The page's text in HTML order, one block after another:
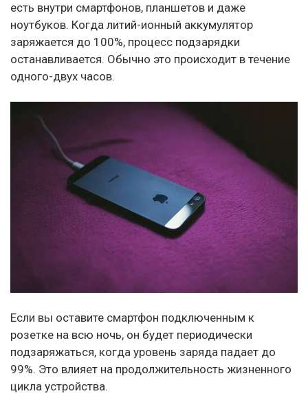
есть внутри смартфонов, планшетов и даже
ноутбуков. Когда литий-ионный аккумулятор
заряжается до 100%, процесс подзарядки
останавливается. Обычно это происходит в течение
одного-двух часов.
Если вы оставите смартфон подключенным к
розетке на всю ночь, он будет периодически
подзаряжаться, когда уровень заряда падает до
99%. Это влияет на продолжительность жизненного
цикла устройства.